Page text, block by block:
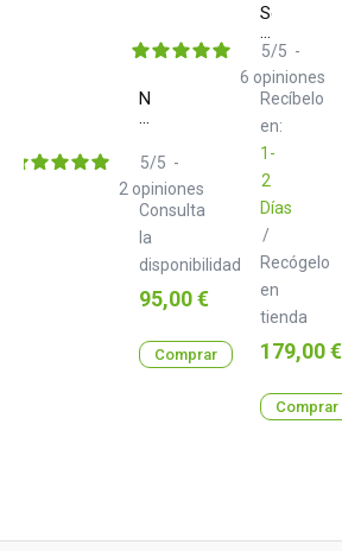
Neo
d+
Class
S
1.0
m
Consulta
la
disponibilidad
5/5 -
2 opiniones
Precio
95,00 €
Comprar
Sennheiser
HD
25
Plus
Recíbelo
en:
1-
2
Días
/
Recógelo
en
tienda
5/5 -
6 opiniones
Precio
179,00 €
Comprar